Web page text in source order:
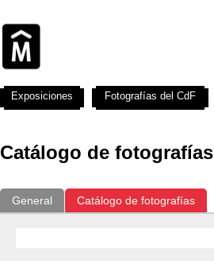
Catálogo de fotografías
General Catálogo de fotografías
Exposiciones Fotografías del CdF